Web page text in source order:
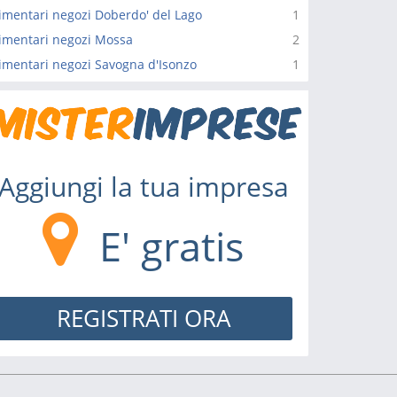
1
negozi Doberdo' del Lago
2
negozi Mossa
1
negozi Savogna d'Isonzo
la tua impresa
E' gratis
REGISTRATI ORA